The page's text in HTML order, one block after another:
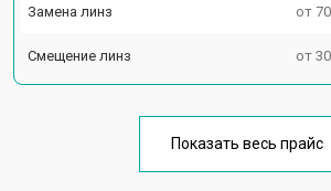
Замена линз от
Смещение линз от
Показать весь прайс